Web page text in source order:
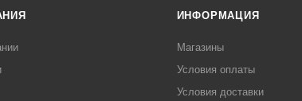
ИНФОРМАЦИЯ
Магазины
Условия оплаты
Условия доставки